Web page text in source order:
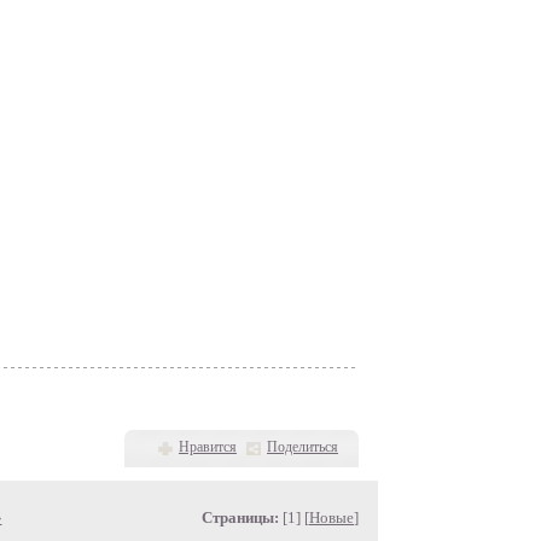
Нравится Поделиться
Страницы: [1] [Новые]